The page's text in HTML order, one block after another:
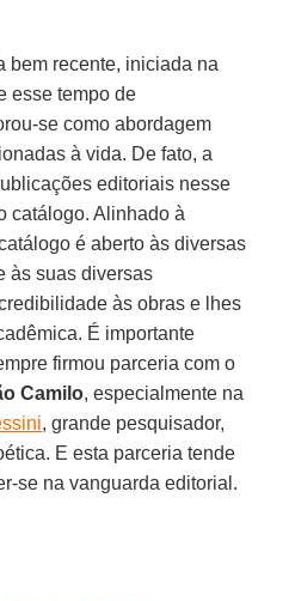
bem recente, iniciada na
esse tempo de
se como abordagem
à vida. De fato, a
editoriais nesse
catálogo. Alinhado à
é aberto às diversas
às suas diversas
às obras e lhes
É importante
firmou parceria com o
Camilo, especialmente na
, grande pesquisador,
E esta parceria tende
se na vanguarda editorial.